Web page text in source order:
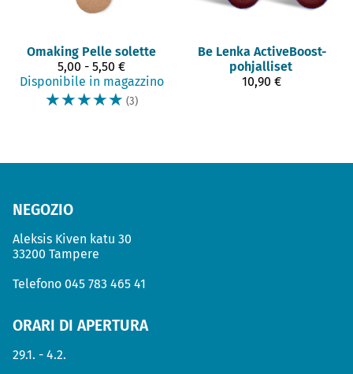
Omaking Pelle solette
5,00 - 5,50 €
Disponibile in magazzino
☆☆☆☆☆ (3)
Be Lenka ActiveBoost-
pohjalliset
10,90 €
NEGOZIO
Aleksis Kiven katu 30
33200 Tampere
Telefono 045 783 465 41
ORARI DI APERTURA
29.1. - 4.2.